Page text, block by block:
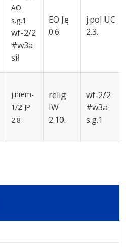
AO
s.g.1
wf-2/2
#w3a
sił
EO Ję
0.6.
j.pol UC
2.3.
j.niem-
1/2 JP
2.8.
relig
IW
2.10.
wf-2/2
#w3a
s.g.1